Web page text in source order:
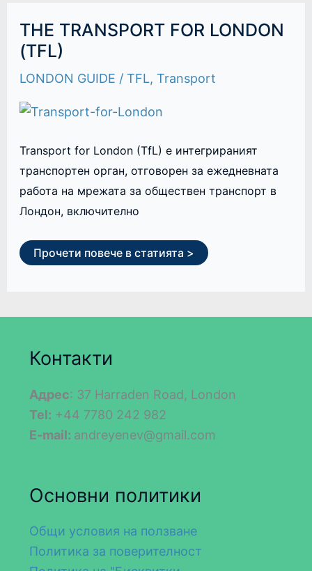
THE TRANSPORT FOR LONDON
(TFL)
LONDON GUIDE / TFL, Transport
Transport for London (TfL) е интегрираният
транспортен орган, отговорен за ежедневната
работа на мрежата за обществен транспорт в
Лондон, включително
THE
TRANSPORT
FOR
LONDON
Прочети повече в статията >
Контакти
Адрес: 37 Harraden Road, London
Tel: +44 7780 242 982
E-mail: andreyenev@gmail.com
Основни политики
Общи условия на ползване
Политика за поверителност